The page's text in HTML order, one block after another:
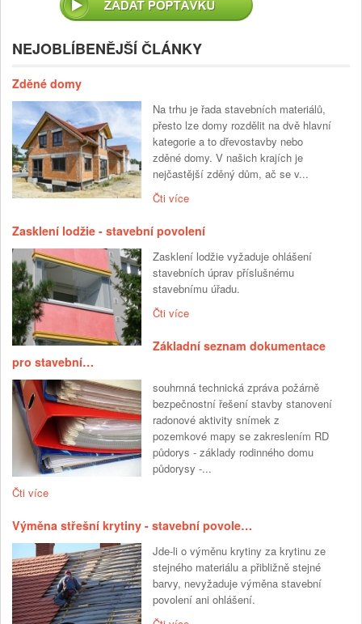
NEJOBLÍBENĚJŠÍ ČLÁNKY
Zděné domy
Na trhu je řada stavebních materiálů,
přesto lze domy rozdělit na dvě hlavní
kategorie a to dřevostavby nebo
zděné domy. V našich krajích je
nejčastější zděný dům, ač se v...
Čti více
Zasklení lodžie - stavební povolení
Zasklení lodžie vyžaduje ohlášení
stavebních úprav příslušnému
stavebnímu úřadu.
Čti více
Základní seznam dokumentace
pro stavební…
souhrnná technická zpráva požárně
bezpečnostní řešení stavby stanovení
radonové aktivity snímek z
pozemkové mapy se zakreslením RD
půdorys - základy rodinného domu
půdorysy -...
Čti více
Výměna střešní krytiny - stavební povole…
Jde-li o výměnu krytiny za krytinu ze
stejného materiálu a přibližně stejné
barvy, nevyžaduje výměna stavební
povolení ani ohlášení.